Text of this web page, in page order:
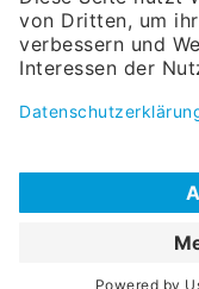
Öffentliche